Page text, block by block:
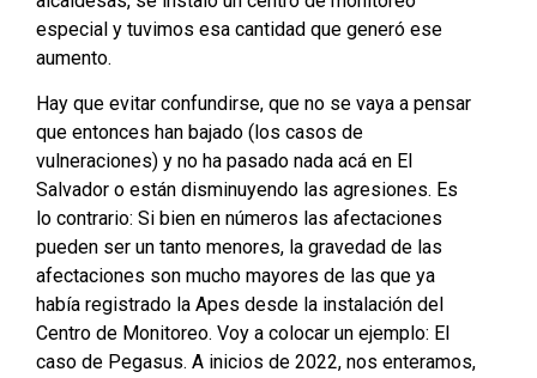
especial y tuvimos esa cantidad que generó ese
aumento.
Hay que evitar confundirse, que no se vaya a pensar
que entonces han bajado (los casos de
vulneraciones) y no ha pasado nada acá en El
Salvador o están disminuyendo las agresiones. Es
lo contrario: Si bien en números las afectaciones
pueden ser un tanto menores, la gravedad de las
afectaciones son mucho mayores de las que ya
había registrado la Apes desde la instalación del
Centro de Monitoreo. Voy a colocar un ejemplo: El
caso de Pegasus. A inicios de 2022, nos enteramos,